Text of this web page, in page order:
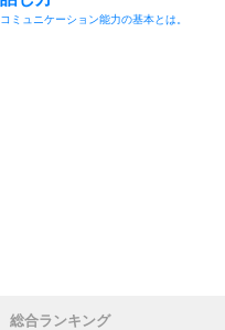
コミュニケーション能力の基本とは。
総合ランキング